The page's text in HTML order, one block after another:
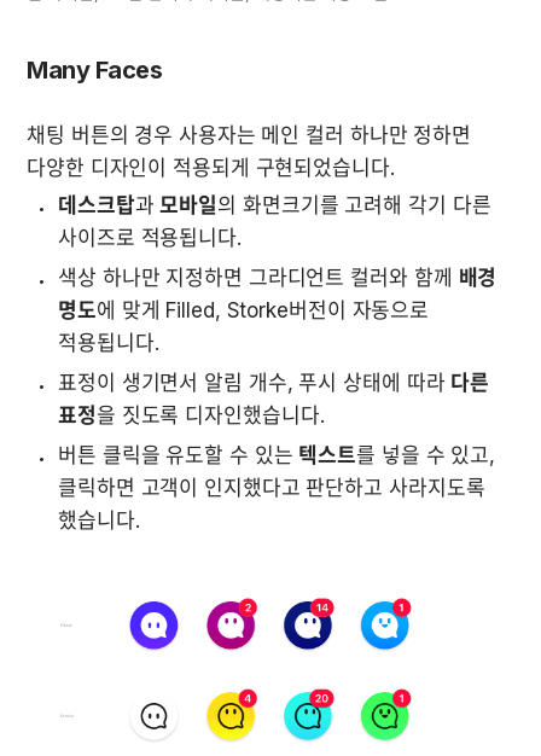
Many Faces
채팅 버튼의 경우 사용자는 메인 컬러 하나만 정하면
다양한 디자인이 적용되게 구현되었습니다.
데스크탑과 모바일의 화면크기를 고려해 각기 다른
사이즈로 적용됩니다.
색상 하나만 지정하면 그라디언트 컬러와 함께 배경
명도에 맞게 Filled, Storke버전이 자동으로
적용됩니다.
표정이 생기면서 알림 개수, 푸시 상태에 따라 다른
표정을 짓도록 디자인했습니다.
버튼 클릭을 유도할 수 있는 텍스트를 넣을 수 있고,
클릭하면 고객이 인지했다고 판단하고 사라지도록
했습니다.